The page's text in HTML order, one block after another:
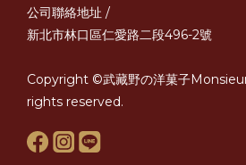
公司聯絡地址 /
新北市林口區仁愛路二段496-2號
Copyright ©武藏野の洋菓子
rights reserved.